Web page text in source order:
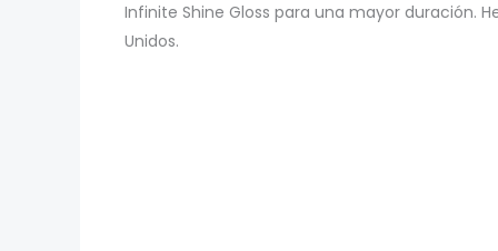
Infinite Shine Gloss para una mayor duración.
Unidos.